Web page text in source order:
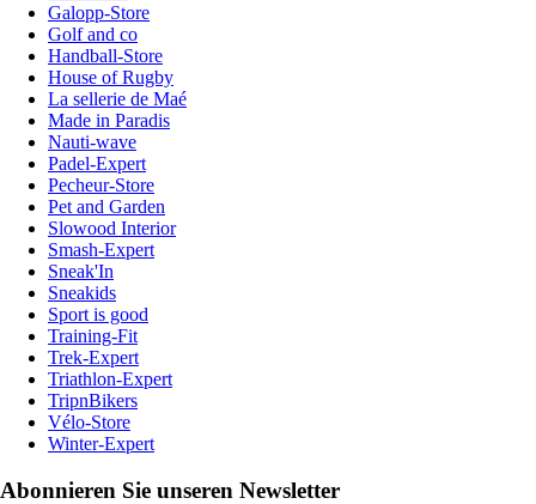
Galopp-Store
Golf and co
Handball-Store
House of Rugby
La sellerie de Maé
Made in Paradis
Nauti-wave
Padel-Expert
Pecheur-Store
Pet and Garden
Slowood Interior
Smash-Expert
Sneak'In
Sneakids
Sport is good
Training-Fit
Trek-Expert
Triathlon-Expert
TripnBikers
Vélo-Store
Winter-Expert
Abonnieren Sie unseren Newsletter